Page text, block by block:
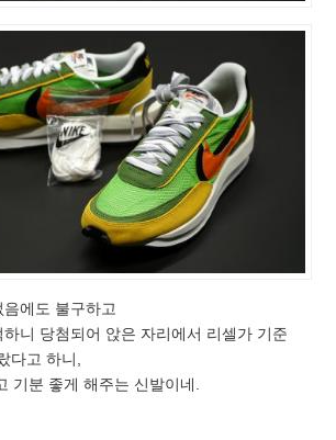
에도 불구하고
니 당첨되어 앉은 자리에서 리셀가 기준
다고 하니,
기분 좋게 해주는 신발이네.